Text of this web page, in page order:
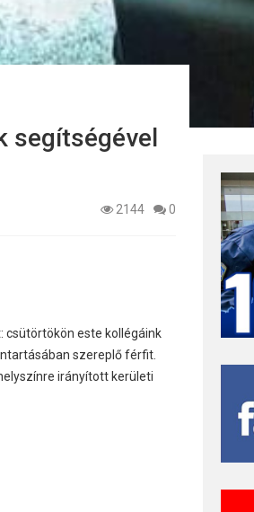
segítségével
2144
0
csütörtökön este kollégáink
szereplő férfit.
irányított kerületi